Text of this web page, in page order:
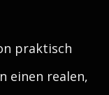
praktisch
einen realen,